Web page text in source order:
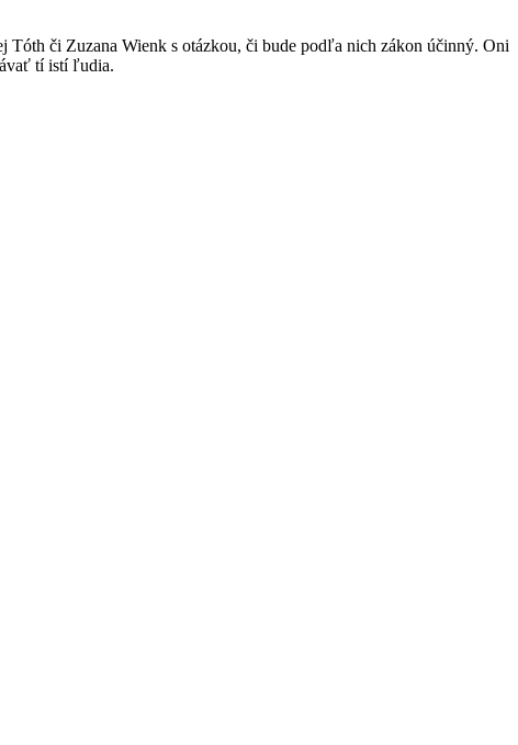
či Zuzana Wienk s otázkou, či bude podľa nich zákon účinný. Oni
tí istí ľudia.